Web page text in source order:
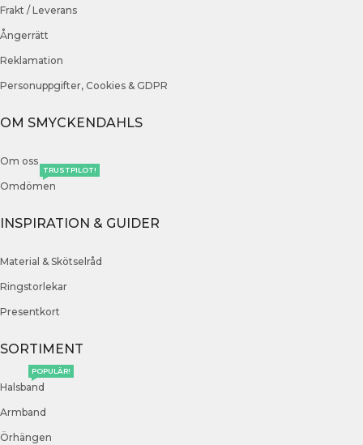
Frakt / Leverans
Ångerrätt
Reklamation
Personuppgifter, Cookies & GDPR
OM SMYCKENDAHLS
Om oss
Omdömen
TRUSTPILOT!
INSPIRATION & GUIDER
Material & Skötselråd
Ringstorlekar
Presentkort
SORTIMENT
Halsband
POPULÄR!
Armband
Örhängen